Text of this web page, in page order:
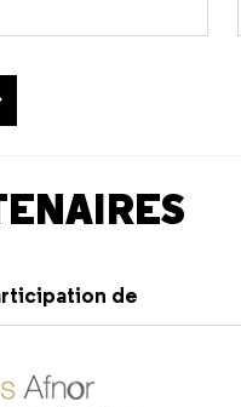
suivante
de